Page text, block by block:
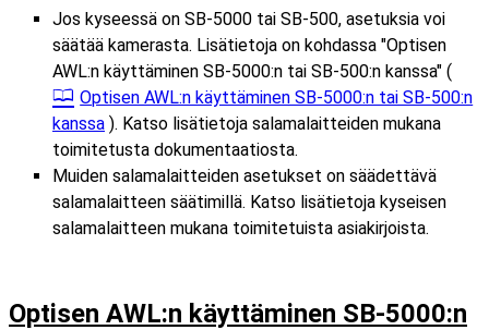
Jos kyseessä on SB-5000 tai SB-500, asetuksia voi
säätää kamerasta. Lisätietoja on kohdassa "Optisen
AWL:n käyttäminen SB-5000:n tai SB-500:n kanssa" (
Optisen AWL:n käyttäminen SB-5000:n tai SB-500:n
kanssa ). Katso lisätietoja salamalaitteiden mukana
toimitetusta dokumentaatiosta.
Muiden salamalaitteiden asetukset on säädettävä
salamalaitteen säätimillä. Katso lisätietoja kyseisen
salamalaitteen mukana toimitetuista asiakirjoista.
Optisen AWL:n käyttäminen SB-5000:n